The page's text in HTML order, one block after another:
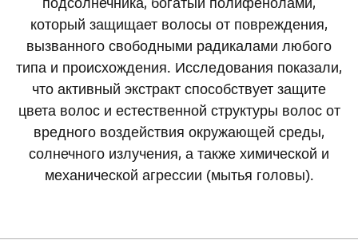
который защищает волосы от повреждения,
вызванного свободными радикалами любого
типа и происхождения. Исследования показали,
что активный экстракт способствует защите
цвета волос и естественной структуры волос от
вредного воздействия окружающей среды,
солнечного излучения, а также химической и
механической агрессии (мытья головы).